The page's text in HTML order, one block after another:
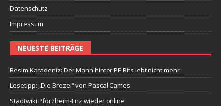
Datenschutz
Impressum
NEUESTE BEITRÄGE
Besim Karadeniz: Der Mann hinter PF-Bits lebt nicht mehr
Lesetipp: „Die Brezel“ von Pascal Cames
Stadtwiki Pforzheim-Enz wieder online